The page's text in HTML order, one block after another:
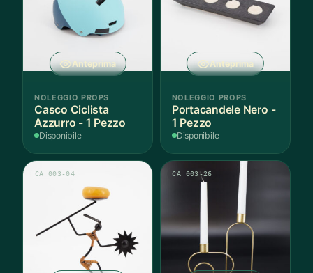
Anteprima
NOLEGGIO PROPS
Casco Ciclista
Azzurro - 1 Pezzo
Disponibile
Anteprima
NOLEGGIO PROPS
Portacandele Nero -
1 Pezzo
Disponibile
CA 003-04 CA 003-26